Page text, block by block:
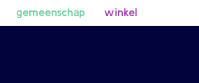
gemeenschap winkel